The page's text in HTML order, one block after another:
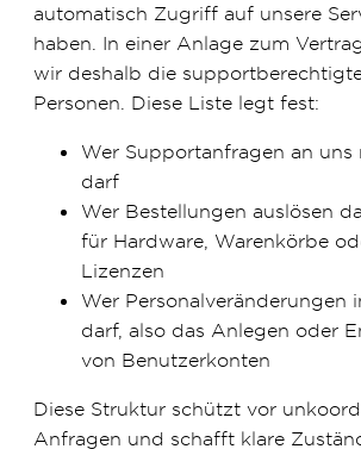
automatisch Zugriff auf unsere
haben. In einer Anlage zum
wir deshalb die
Personen. Diese Liste legt fest:
Wer Supportanfragen an uns
darf
Wer Bestellungen auslösen
für Hardware, Warenkörbe
Lizenzen
Wer Personalveränderungen
darf, also das Anlegen oder
von Benutzerkonten
Diese Struktur schützt vor
Anfragen und schafft klare